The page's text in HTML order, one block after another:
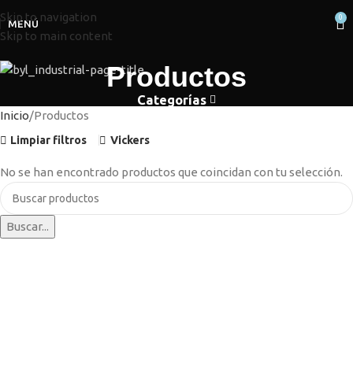
Skip to navigation
Skip to main content
MENÚ
0
Productos
Categorías
Inicio Productos
Limpiar filtros Vickers
No se han encontrado productos que coincidan con tu selección.
Buscar...